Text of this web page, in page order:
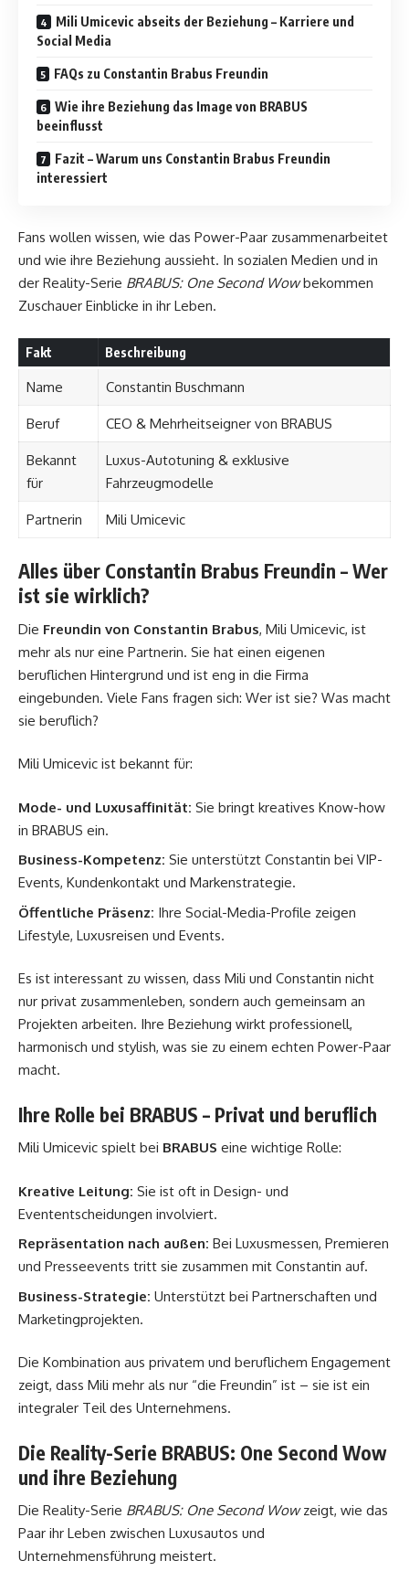
Mili Umicevic abseits der Beziehung – Karriere und
Social Media
FAQs zu Constantin Brabus Freundin
Wie ihre Beziehung das Image von BRABUS
beeinflusst
Fazit – Warum uns Constantin Brabus Freundin
interessiert
Fans wollen wissen, wie das Power-Paar zusammenarbeitet
und wie ihre Beziehung aussieht. In sozialen Medien und in
der Reality-Serie BRABUS: One Second Wowbekommen
Zuschauer Einblicke in ihr Leben.
Fakt Beschreibung
Name Constantin Buschmann
Beruf CEO & Mehrheitseigner von BRABUS
Bekannt
für
Luxus-Autotuning & exklusive
Fahrzeugmodelle
Partnerin Mili Umicevic
Alles über Constantin Brabus Freundin – Wer
ist sie wirklich?
Die Freundin von Constantin Brabus, Mili Umicevic, ist
mehr als nur eine Partnerin. Sie hat einen eigenen
beruflichen Hintergrund und ist eng in die Firma
eingebunden. Viele Fans fragen sich: Wer ist sie? Was macht
sie beruflich?
Mili Umicevic ist bekannt für:
Mode- und Luxusaffinität: Sie bringt kreatives Know-how
in BRABUS ein.
Business-Kompetenz: Sie unterstützt Constantin bei VIP-
Events, Kundenkontakt und Markenstrategie.
Öffentliche Präsenz: Ihre Social-Media-Profile zeigen
Lifestyle, Luxusreisen und Events.
Es ist interessant zu wissen, dass Mili und Constantin nicht
nur privat zusammenleben, sondern auch gemeinsam an
Projekten arbeiten. Ihre Beziehung wirkt professionell,
harmonisch und stylish, was sie zu einem echten Power-Paar
macht.
Ihre Rolle bei BRABUS – Privat und beruflich
Mili Umicevic spielt bei BRABUS eine wichtige Rolle:
Kreative Leitung: Sie ist oft in Design- und
Evententscheidungen involviert.
Repräsentation nach außen: Bei Luxusmessen, Premieren
und Presseevents tritt sie zusammen mit Constantin auf.
Business-Strategie: Unterstützt bei Partnerschaften und
Marketingprojekten.
Die Kombination aus privatem und beruflichem Engagement
zeigt, dass Mili mehr als nur “die Freundin” ist – sie ist ein
integraler Teil des Unternehmens.
Die Reality-Serie BRABUS: One Second Wow
und ihre Beziehung
Die Reality-Serie BRABUS: One Second Wowzeigt, wie das
Paar ihr Leben zwischen Luxusautos und
Unternehmensführung meistert.